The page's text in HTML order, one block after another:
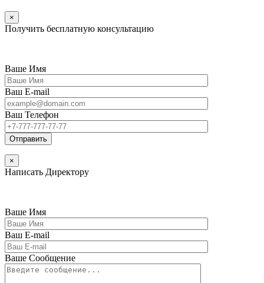
×
Получить бесплатную консультацию
Ваше Имя
Ваш E-mail
Ваш Телефон
×
Написать Директору
Ваше Имя
Ваш E-mail
Ваше Сообщение